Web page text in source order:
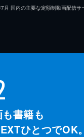
国内の主要な定額制動画配信
書籍も
ひとつでOK。